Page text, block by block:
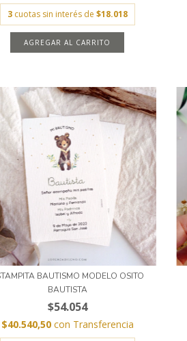
3 cuotas sin interés de $18.018
AGREGAR AL CARRITO
BAUTISMO MODELO OSITO
BAUTISTA
$54.054
$40.540,50 con Transferencia